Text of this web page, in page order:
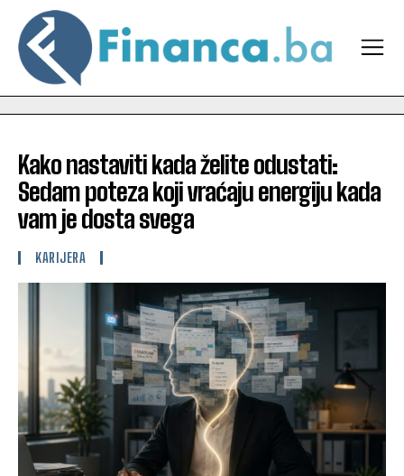
Kako nastaviti kada želite odustati:
Sedam poteza koji vraćaju energiju kada
vam je dosta svega
KARIJERA